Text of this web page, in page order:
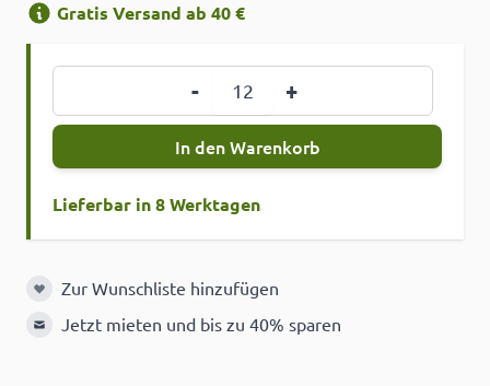
Gratis Versand ab 40 €
- +
In den Warenkorb
Lieferbar in 8 Werktagen
Zur Wunschliste hinzufügen
Zur Wunschliste hinzufügen
Jetzt mieten und bis zu 40% sparen